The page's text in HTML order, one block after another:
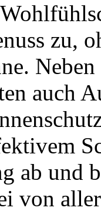
zu,
auch
ab und
von